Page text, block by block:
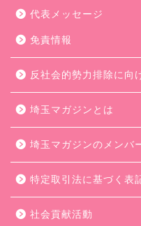
代表メッセージ
免責情報
反社会的勢力排除に向
埼玉マガジンとは
埼玉マガジンのメンバ
特定取引法に基づく表
社会貢献活動